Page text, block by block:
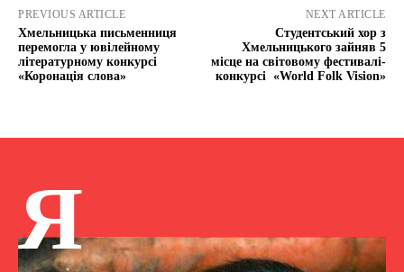
PREVIOUS ARTICLE
Хмельницька письменниця
перемогла у ювілейному
літературному конкурсі
«Коронація слова»
NEXT ARTICLE
Студентський хор з
Хмельницького зайняв 5
місце на світовому фестивалі-
конкурсі «World Folk Vision»
Я